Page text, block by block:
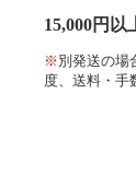
15,000円
※ 別発送の場
度、送料・手